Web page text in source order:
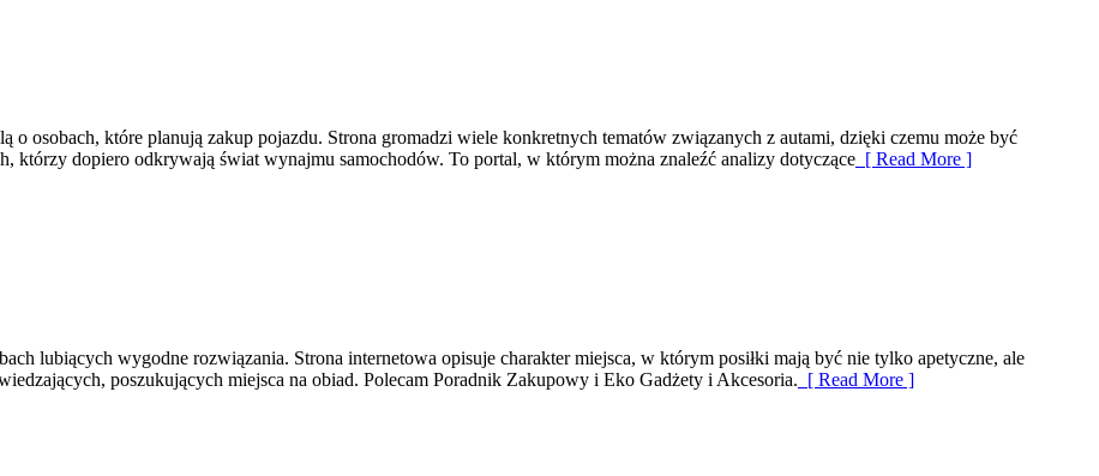
osobach, które planują zakup pojazdu. Strona gromadzi wiele konkretnych tematów związanych z autami, dzięki czemu może być
dopiero odkrywają świat wynajmu samochodów. To portal, w którym można znaleźć analizy dotyczące [ Read More ]
lubiących wygodne rozwiązania. Strona internetowa opisuje charakter miejsca, w którym posiłki mają być nie tylko apetyczne, ale
poszukujących miejsca na obiad. Polecam Poradnik Zakupowy i Eko Gadżety i Akcesoria. [ Read More ]